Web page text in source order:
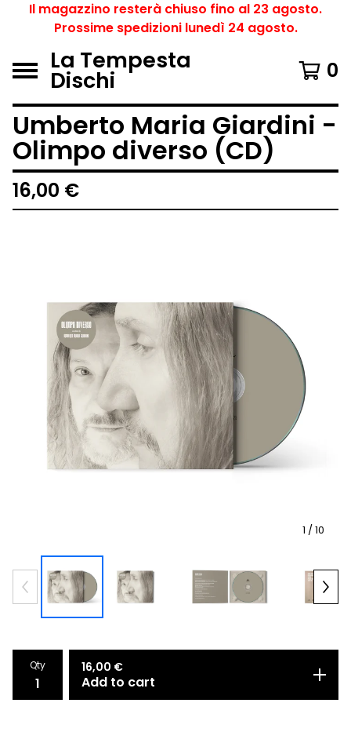
Il magazzino resterà chiuso fino al 23 agosto.
Prossime spedizioni lunedì 24 agosto.
La Tempesta
Dischi 0
Umberto Maria Giardini -
Olimpo diverso (CD)
16,00 €
1 / 10
Qty 16,00 €
Add to cart